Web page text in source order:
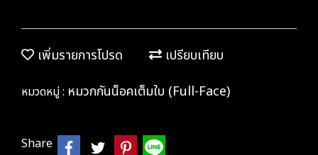
เพิ่มรายการโปรด เปรียบเทียบ
หมวดหมู่ : หมวกกันน็อคเต็มใบ (Full-Face)
Share